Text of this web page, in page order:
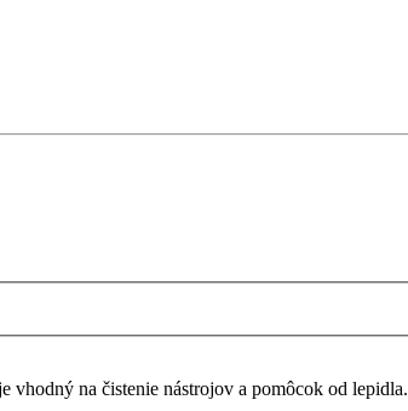
vhodný na čistenie nástrojov a pomôcok od lepidla.